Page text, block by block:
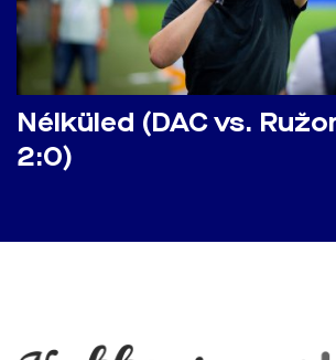
Nélküled (DAC vs.
2:0)